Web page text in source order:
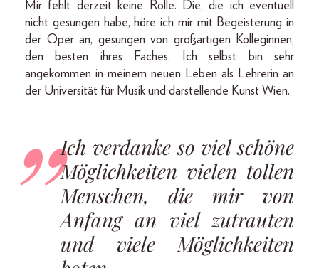
Mir fehlt derzeit keine Rolle. Die, die ich eventuell
nicht gesungen habe, höre ich mir mit Begeisterung in
der Oper an, gesungen von großartigen Kolleginnen,
den besten ihres Faches. Ich selbst bin sehr
angekommen in meinem neuen Leben als Lehrerin an
der Universität für Musik und darstellende Kunst Wien.
Ich verdanke so viel schöne
Möglichkeiten vielen tollen
Menschen, die mir von
Anfang an viel zutrauten
und viele Möglichkeiten